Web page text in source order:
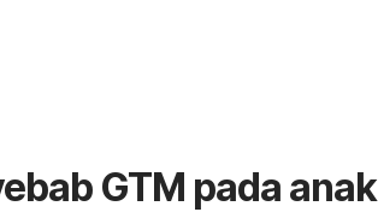
GTM pada anak